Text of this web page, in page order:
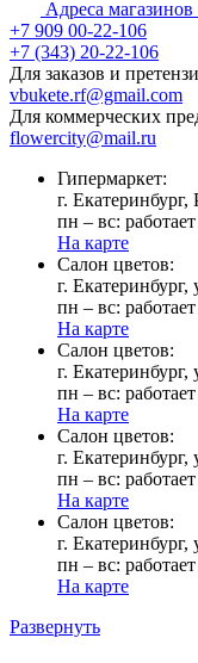
Адреса магазинов
+7 909 00-22-106
+7 (343) 20-22-106
Для заказов и
vbukete.rf@gmail.com
Для коммерческих
flowercity@mail.ru
Гипермаркет:
г. Екатеринбург,
пн – вс:
На карте
Cалон цветов:
г.
пн – вс:
На карте
Cалон цветов:
г.
пн – вс:
На карте
Cалон цветов:
г.
пн – вс:
На карте
Cалон цветов:
г.
пн – вс:
На карте
Развернуть